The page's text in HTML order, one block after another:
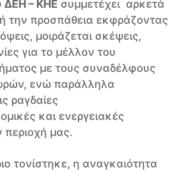
ΔΕΗ – ΚΗΕ συμμετέχει αρκετά
την προσπάθεια εκφράζοντας
μοιράζεται σκέψεις,
για το μέλλον του
με τους συναδέλφους
ενώ παράλληλα
ραγδαίες
και ενεργειακές
περιοχή μας.
τονίστηκε, η αναγκαιότητα